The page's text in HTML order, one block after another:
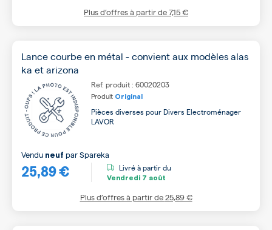
Plus d’offres à partir de7,15 €
Lance courbe en métal - convient aux modèles alas
ka et arizona
Ref. produit : 60020203
Produit Original
Pièces diverses pour Divers Electroménager
LAVOR
25,89 €
Vendu neuf parSpareka
Livré à partir du
Vendredi 7 août
Plus d’offres à partir de25,89 €